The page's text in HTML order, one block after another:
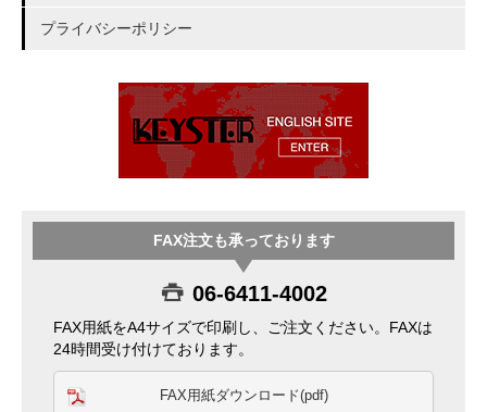
プライバシーポリシー
FAX注文も承っております
06-6411-4002
FAX用紙をA4サイズで印刷し、ご注文ください。FAXは
24時間受け付けております。
FAX用紙ダウンロード(pdf)